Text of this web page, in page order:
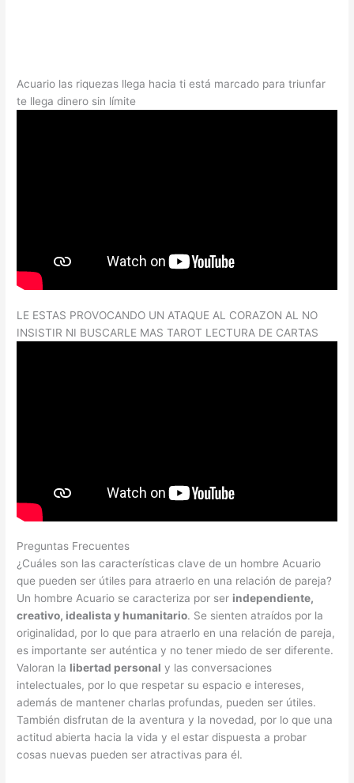
Acuario las riquezas llega hacia ti está marcado para triunfar
te llega dinero sin límite
LE ESTAS PROVOCANDO UN ATAQUE AL CORAZON AL NO
INSISTIR NI BUSCARLE MAS TAROT LECTURA DE CARTAS
Preguntas Frecuentes
¿Cuáles son las características clave de un hombre Acuario
que pueden ser útiles para atraerlo en una relación de pareja?
Un hombre Acuario se caracteriza por ser independiente,
creativo, idealista y humanitario. Se sienten atraídos por la
originalidad, por lo que para atraerlo en una relación de pareja,
es importante ser auténtica y no tener miedo de ser diferente.
Valoran la libertad personal y las conversaciones
intelectuales, por lo que respetar su espacio e intereses,
además de mantener charlas profundas, pueden ser útiles.
También disfrutan de la aventura y la novedad, por lo que una
actitud abierta hacia la vida y el estar dispuesta a probar
cosas nuevas pueden ser atractivas para él.